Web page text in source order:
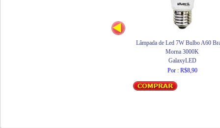
Lâmpada de Led 7W Bulbo A60
Morna 3000K
GalaxyLED
Por : R$8,90